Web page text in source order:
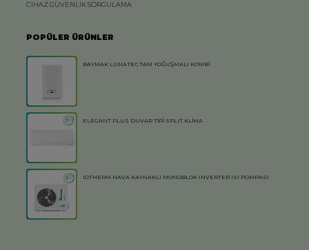
CİHAZ GÜVENLİK SORGULAMA
POPÜLER ÜRÜNLER
BAYMAK LUNATEC TAM YOĞUŞMALI KOMBİ
ELEGANT PLUS DUVAR TİPİ SPLIT KLİMA
IOTHERM HAVA KAYNAKLI MONOBLOK INVERTER ISI POMPASI